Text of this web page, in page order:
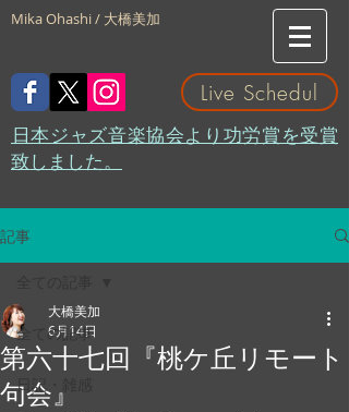
Mika Ohashi / 大橋美加
Live Schedul
​日本ジャズ音楽協会より功労賞を受賞
致しました。
記事
全ての記事
日記・雑感
第六十七回『桃ケ丘リモート
句会』
大橋美加
6月14日